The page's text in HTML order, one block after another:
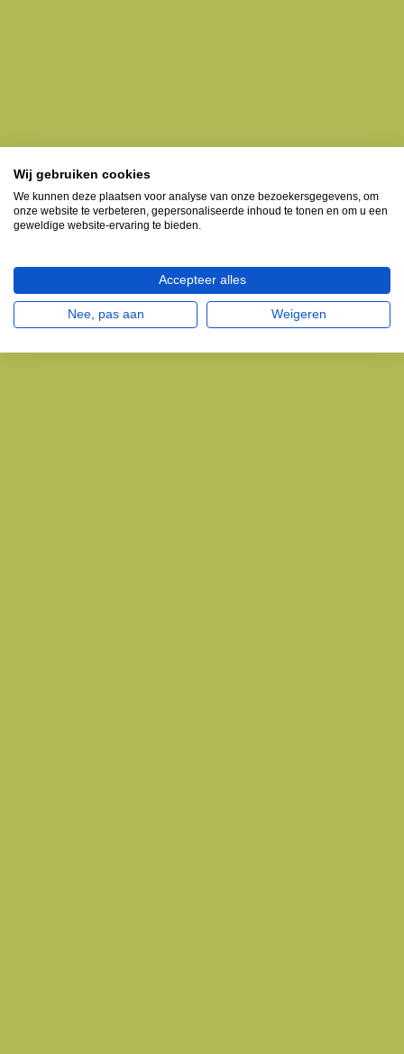
Wij gebruiken cookies
We kunnen deze plaatsen voor analyse van onze bezoekersgegevens, om
onze website te verbeteren, gepersonaliseerde inhoud te tonen en om u een
geweldige website-ervaring te bieden.
Accepteer alles
Nee, pas aan Weigeren